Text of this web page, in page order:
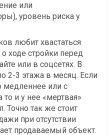
или
уровень риска у
любит хвастаться
ходе стройки перед
или в соцсетях. В
2-3 этажа в месяц. Если
медленнее или с
и у нее «мертвая»
Точно так же стоит
при отсутствии
продаваемый объект.